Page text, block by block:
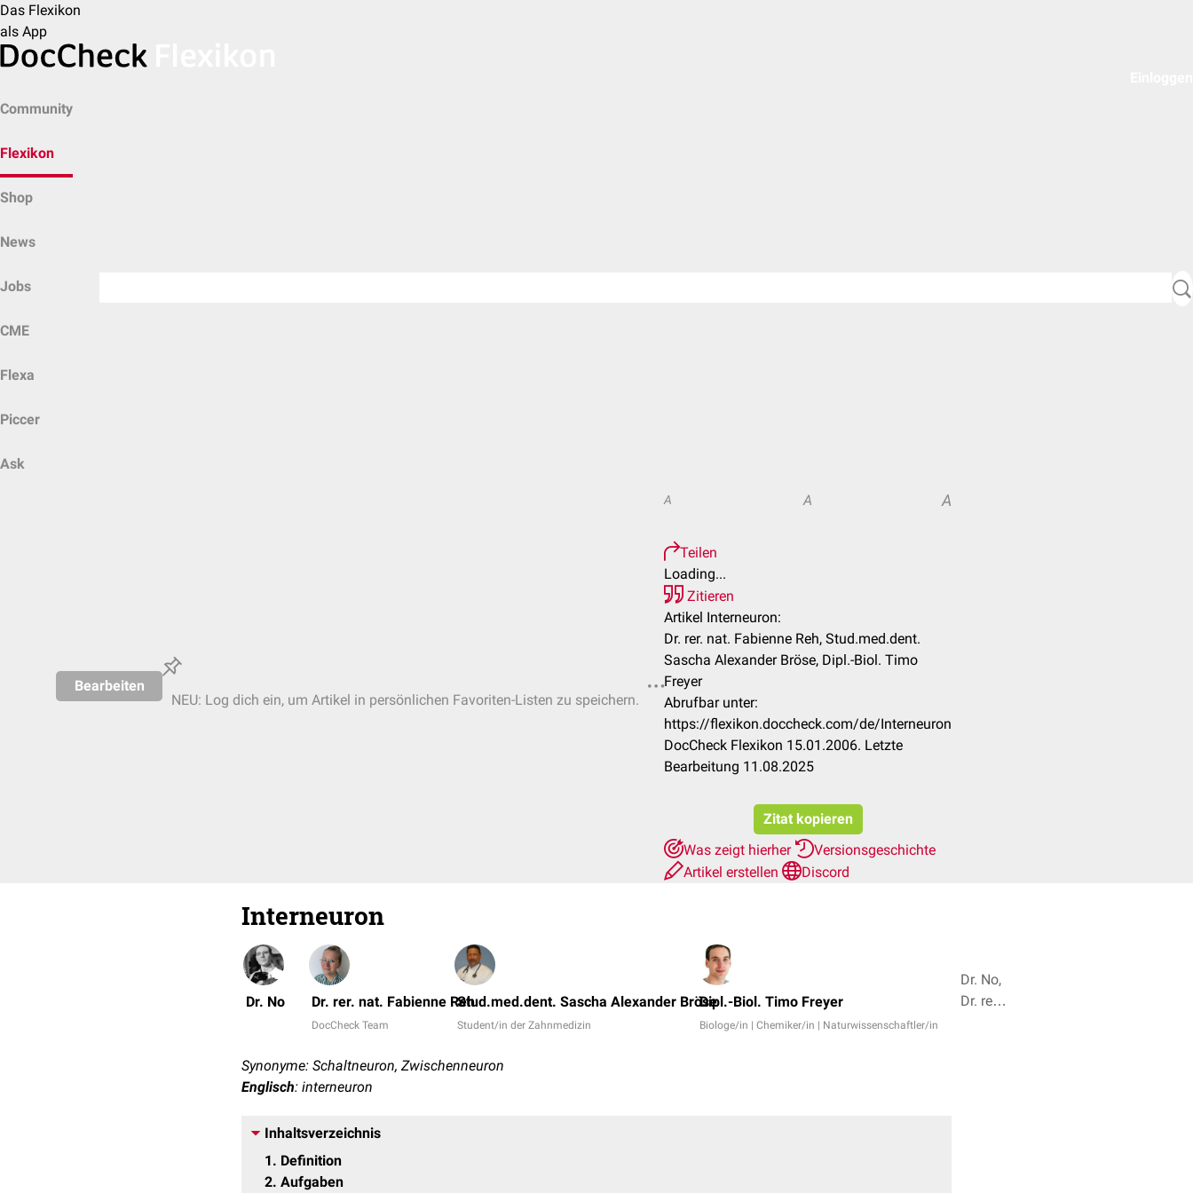
Das Flexikon
als App
Community
Flexikon
Shop
News
Jobs
CME
Flexa
Piccer
Ask
Bearbeiten
NEU: Log dich ein, um Artikel in persönlichen Favoriten-Listen zu speichern.
A A A
Teilen
Loading...
Zitieren
Artikel Interneuron:
Dr. rer. nat. Fabienne Reh, Stud.med.dent.
Sascha Alexander Bröse, Dipl.-Biol. Timo
Freyer
Abrufbar unter:
https://flexikon.doccheck.com/de/Interneuron
DocCheck Flexikon 15.01.2006. Letzte
Bearbeitung 11.08.2025
Zitat kopieren
Was zeigt hierher
Versionsgeschichte
Artikel erstellen
Discord
Interneuron
Dr. No Dr. rer. nat. Fabienne Reh
DocCheck Team
Stud.med.dent. Sascha Alexander Bröse
Student/in der Zahnmedizin
Dipl.-Biol. Timo Freyer
Biologe/in | Chemiker/in | Naturwissenschaftler/in
Dr. No,
Dr. rer.
Synonyme: Schaltneuron, Zwischenneuron
Englisch: interneuron
Inhaltsverzeichnis
1
Definition
2 Aufgaben